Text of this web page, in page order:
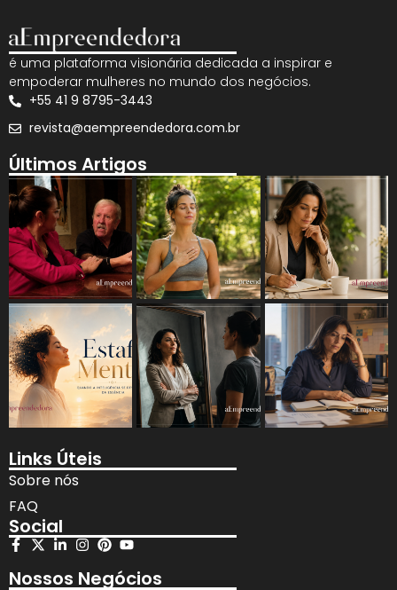
é uma plataforma visionária dedicada a inspirar e
empoderar mulheres no mundo dos negócios.
+55 41 9 8795-3443
revista@aempreendedora.com.br
Últimos Artigos
Links Úteis
Sobre nós
FAQ
Social
Nossos Negócios